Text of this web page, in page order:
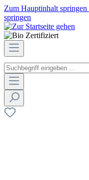
Zum Hauptinhalt springen
springen